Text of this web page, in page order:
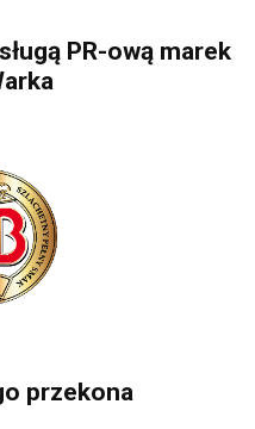
PR-ową marek
przekona